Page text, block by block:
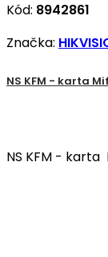
Kód: 8942861
Značka:
NS KFM - karta
NS KFM - karta